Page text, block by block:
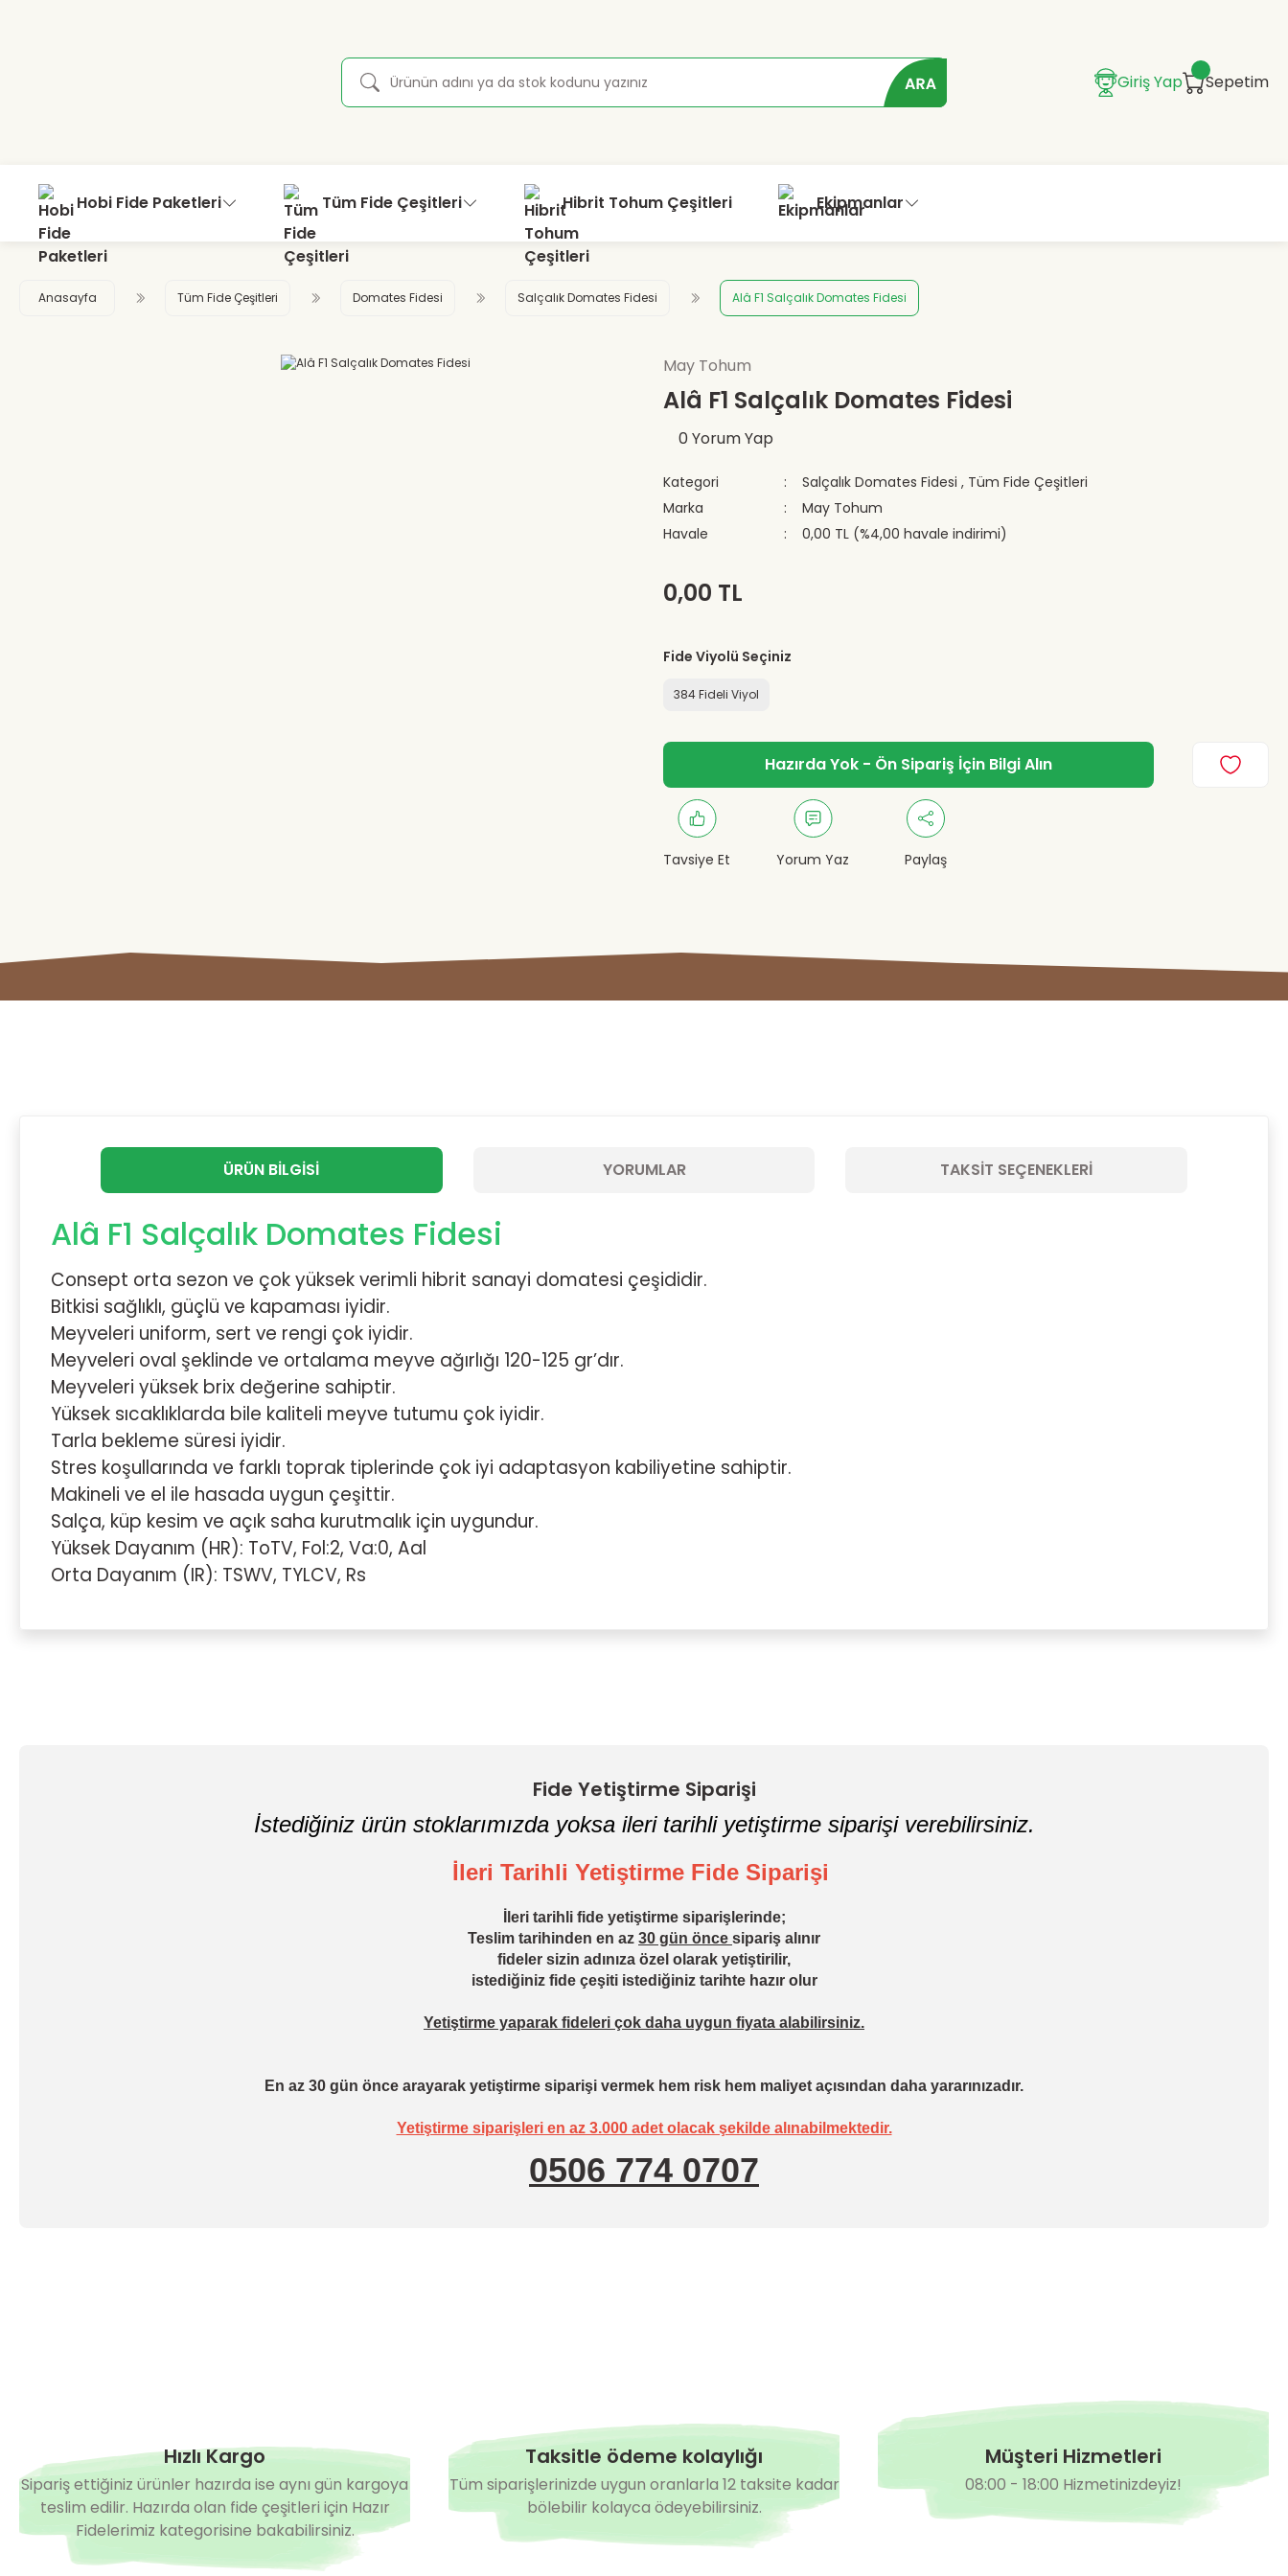
Giriş Yap Sepetim
Hobi Fide Paketleri Tüm Fide Çeşitleri Hibrit Tohum Çeşitleri Ekipmanlar
Anasayfa Tüm Fide Çeşitleri Domates Fidesi Salçalık Domates Fidesi Alâ F1 Salçalık Domates Fidesi
May Tohum
Alâ F1 Salçalık Domates Fidesi
0 Yorum Yap
Kategori Salçalık Domates Fidesi , Tüm Fide Çeşitleri
Marka
May Tohum
Havale
0,00 TL (%4,00 havale indirimi)
0,00 TL
Fide Viyolü Seçiniz
384 Fideli Viyol
Hazırda Yok - Ön Sipariş İçin Bilgi Alın
Tavsiye Et Yorum Yaz Paylaş
ÜRÜN BILGISI YORUMLAR TAKSIT SEÇENEKLERI
Alâ F1 Salçalık Domates Fidesi
Consept orta sezon ve çok yüksek verimli hibrit sanayi domatesi çeşididir.
Bitkisi sağlıklı, güçlü ve kapaması iyidir.
Meyveleri uniform, sert ve rengi çok iyidir.
Meyveleri oval şeklinde ve ortalama meyve ağırlığı 120-125 gr’dır.
Meyveleri yüksek brix değerine sahiptir.
Yüksek sıcaklıklarda bile kaliteli meyve tutumu çok iyidir.
Tarla bekleme süresi iyidir.
Stres koşullarında ve farklı toprak tiplerinde çok iyi adaptasyon kabiliyetine sahiptir.
Makineli ve el ile hasada uygun çeşittir.
Salça, küp kesim ve açık saha kurutmalık için uygundur.
Yüksek Dayanım (HR): ToTV, Fol:2, Va:0, Aal
Orta Dayanım (IR): TSWV, TYLCV, Rs
Fide Yetiştirme Siparişi
İstediğiniz ürün stoklarımızda yoksa ileri tarihli yetiştirme siparişi verebilirsiniz.
İleri Tarihli Yetiştirme Fide Siparişi
İleri tarihli fide yetiştirme siparişlerinde;
Teslim tarihinden en az 30 gün önce sipariş alınır
fideler sizin adınıza özel olarak yetiştirilir,
istediğiniz fide çeşiti istediğiniz tarihte hazır olur
Yetiştirme yaparak fideleri çok daha uygun fiyata alabilirsiniz.
En az 30 gün önce arayarak yetiştirme siparişi vermek hem risk hem maliyet açısından daha yararınızadır.
Yetiştirme siparişleri en az 3.000 adet olacak şekilde alınabilmektedir.
0506 774 0707
Hızlı Kargo
Sipariş ettiğiniz ürünler hazırda ise aynı gün kargoya
teslim edilir. Hazırda olan fide çeşitleri için Hazır
Fidelerimiz kategorisine bakabilirsiniz.
Taksitle ödeme kolaylığı
Tüm siparişlerinizde uygun oranlarla 12 taksite kadar
bölebilir kolayca ödeyebilirsiniz.
Müşteri Hizmetleri
08:00 - 18:00 Hizmetinizdeyiz!